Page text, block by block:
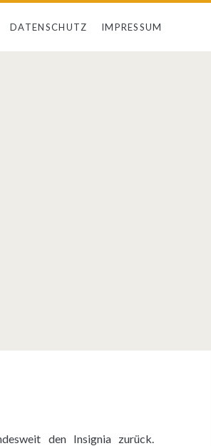
DATENSCHUTZ IMPRESSUM
den Insignia zurück.